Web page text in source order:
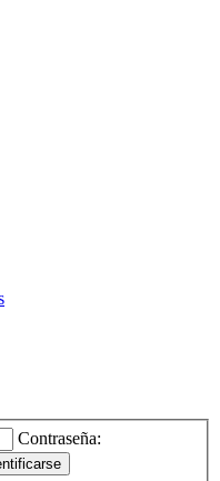
Contraseña: